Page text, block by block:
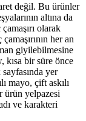
değil. Bu ürünler
altına da
olarak
her an
giyilebilmesine
kısa bir süre önce
yer
mayo, çift askılı
yelpazesi
ve karakteri